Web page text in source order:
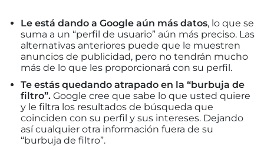
Le está dando a Google aún más datos, lo que se
suma a un “perfil de usuario” aún más preciso. Las
alternativas anteriores puede que le muestren
anuncios de publicidad, pero no tendrán mucho
más de lo que les proporcionará con su perfil.
Te estás quedando atrapado en la “burbuja de
filtro”. Google cree que sabe lo que usted quiere
y le filtra los resultados de búsqueda que
coinciden con su perfil y sus intereses. Dejando
así cualquier otra información fuera de su
“burbuja de filtro”.